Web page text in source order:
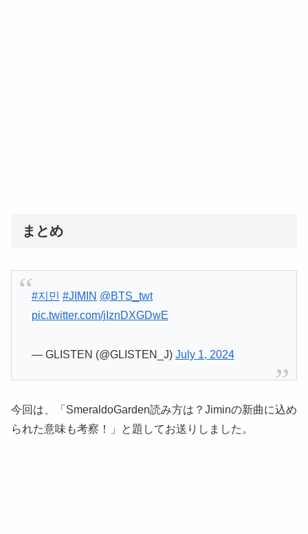
まとめ
#지민 #JIMIN @BTS_twt
pic.twitter.com/jIznDXGDwE
— GLISTEN (@GLISTEN_J) July 1, 2024
今回は、「SmeraldoGarden読み方は？Jiminの新曲に込め
られた意味も考察！」と題してお送りしました。